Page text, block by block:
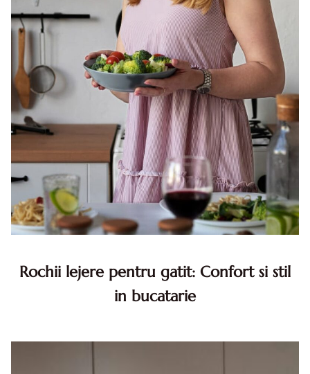
Rochii lejere pentru gatit: Confort si stil
in bucatarie
Zgomotul usor al oalelor, mirosul care iti inunda casa,